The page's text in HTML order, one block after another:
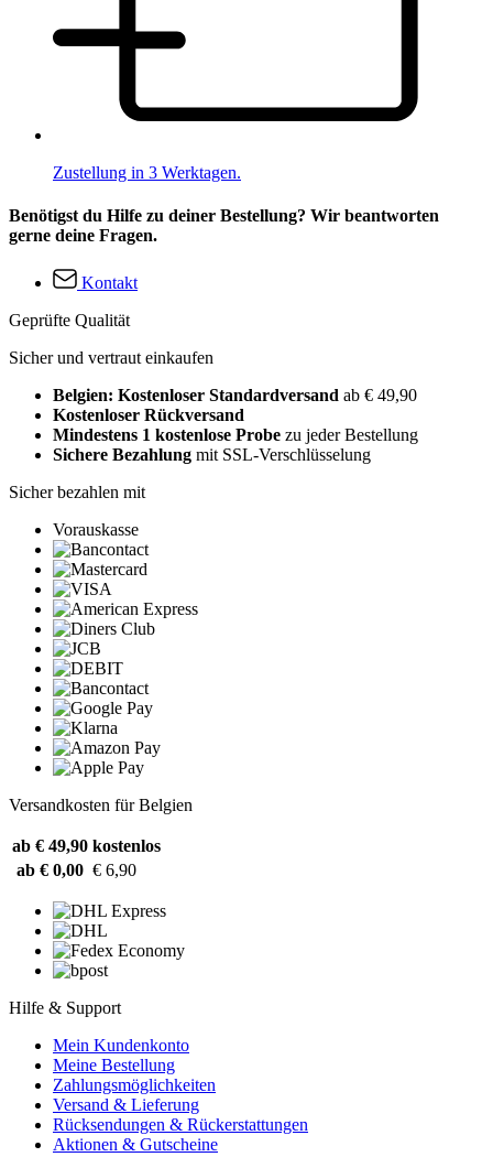
Zustellung in 3 Werktagen.
Benötigst du Hilfe zu deiner Bestellung? Wir beantworten
gerne deine Fragen.
Kontakt
Geprüfte Qualität
Sicher und vertraut einkaufen
Belgien: Kostenloser Standardversand ab € 49,90
Kostenloser Rückversand
Mindestens 1 kostenlose Probe zu jeder Bestellung
Sichere Bezahlung mit SSL-Verschlüsselung
Sicher bezahlen mit
Vorauskasse
Versandkosten für Belgien
ab € 49,90 kostenlos
ab € 0,00 € 6,90
Hilfe & Support
Mein Kundenkonto
Meine Bestellung
Zahlungsmöglichkeiten
Versand & Lieferung
Rücksendungen & Rückerstattungen
Aktionen & Gutscheine